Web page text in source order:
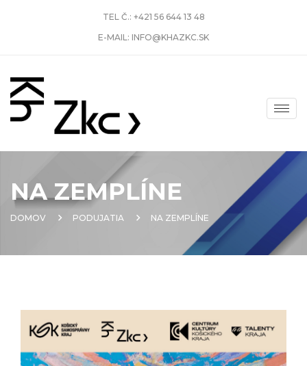
TEL Č.: +421 56 644 13 48
E-MAIL: INFO@KHAZKC.SK
NA ZEMPLÍNE
DOMOV PODUJATIA NA ZEMPLÍNE